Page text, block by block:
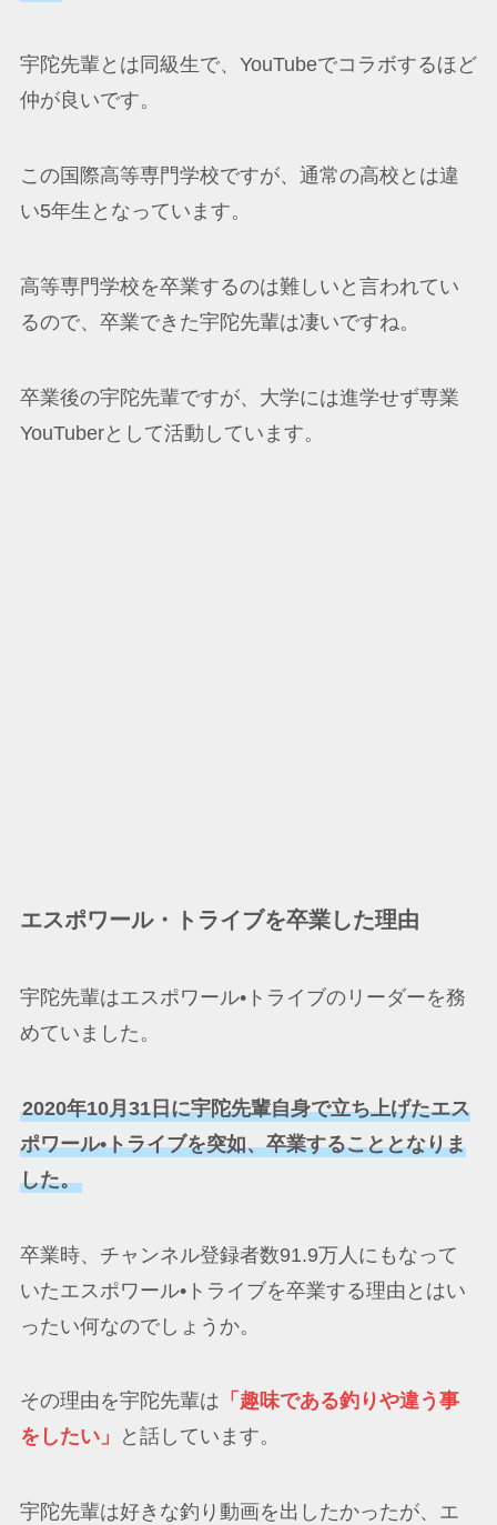
宇陀先輩とは同級生で、YouTubeでコラボするほど
仲が良いです。
この国際高等専門学校ですが、通常の高校とは違
い5年生となっています。
高等専門学校を卒業するのは難しいと言われてい
るので、卒業できた宇陀先輩は凄いですね。
卒業後の宇陀先輩ですが、大学には進学せず専業
YouTuberとして活動しています。
エスポワール・トライブを卒業した理由
宇陀先輩はエスポワール•トライブのリーダーを務
めていました。
2020年10月31日に宇陀先輩自身で立ち上げたエス
ポワール•トライブを突如、卒業することとなりま
した。
卒業時、チャンネル登録者数91.9万人にもなって
いたエスポワール•トライブを卒業する理由とはい
ったい何なのでしょうか。
その理由を宇陀先輩は 「趣味である釣りや違う事
をしたい」
と話しています。
宇陀先輩は好きな釣り動画を出したかったが、エ